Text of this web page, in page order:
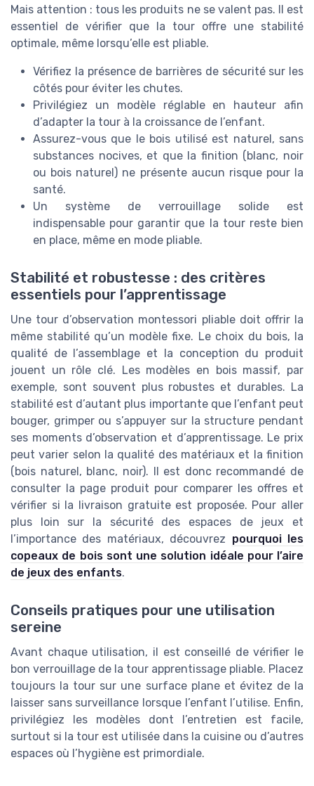
Mais attention : tous les produits ne se valent pas. Il est
essentiel de vérifier que la tour offre une stabilité
optimale, même lorsqu’elle est pliable.
Vérifiez la présence de barrières de sécurité sur les
côtés pour éviter les chutes.
Privilégiez un modèle réglable en hauteur afin
d’adapter la tour à la croissance de l’enfant.
Assurez-vous que le bois utilisé est naturel, sans
substances nocives, et que la finition (blanc, noir
ou bois naturel) ne présente aucun risque pour la
santé.
Un système de verrouillage solide est
indispensable pour garantir que la tour reste bien
en place, même en mode pliable.
Stabilité et robustesse : des critères
essentiels pour l’apprentissage
Une tour d’observation montessori pliable doit offrir la
même stabilité qu’un modèle fixe. Le choix du bois, la
qualité de l’assemblage et la conception du produit
jouent un rôle clé. Les modèles en bois massif, par
exemple, sont souvent plus robustes et durables. La
stabilité est d’autant plus importante que l’enfant peut
bouger, grimper ou s’appuyer sur la structure pendant
ses moments d’observation et d’apprentissage. Le prix
peut varier selon la qualité des matériaux et la finition
(bois naturel, blanc, noir). Il est donc recommandé de
consulter la page produit pour comparer les offres et
vérifier si la livraison gratuite est proposée. Pour aller
plus loin sur la sécurité des espaces de jeux et
l’importance des matériaux, découvrez pourquoi les
copeaux de bois sont une solution idéale pour l’aire
de jeux des enfants.
Conseils pratiques pour une utilisation
sereine
Avant chaque utilisation, il est conseillé de vérifier le
bon verrouillage de la tour apprentissage pliable. Placez
toujours la tour sur une surface plane et évitez de la
laisser sans surveillance lorsque l’enfant l’utilise. Enfin,
privilégiez les modèles dont l’entretien est facile,
surtout si la tour est utilisée dans la cuisine ou d’autres
espaces où l’hygiène est primordiale.